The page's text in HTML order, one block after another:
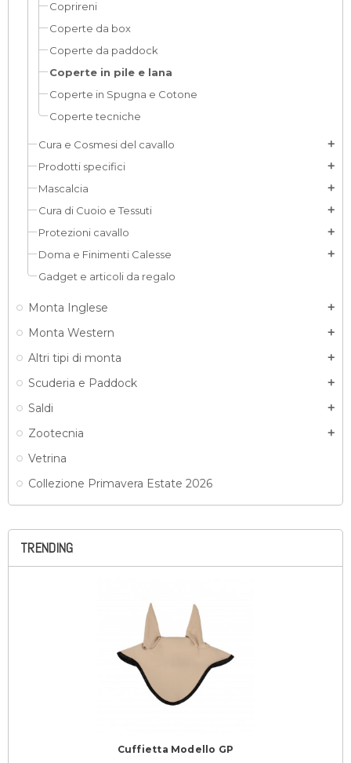
Coprireni
Coperte da box
Coperte da paddock
Coperte in pile e lana
Coperte in Spugna e Cotone
Coperte tecniche
Cura e Cosmesi del cavallo add
Prodotti specifici add
Mascalcia add
Cura di Cuoio e Tessuti add
Protezioni cavallo add
Doma e Finimenti Calesse add
Gadget e articoli da regalo
Monta Inglese add
Monta Western add
Altri tipi di monta add
Scuderia e Paddock add
Saldi add
Zootecnia add
Vetrina
Collezione Primavera Estate 2026
TRENDING
Cuffietta Modello GP